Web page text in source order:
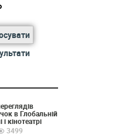
в Глобальній
і кінотеатрі
3499